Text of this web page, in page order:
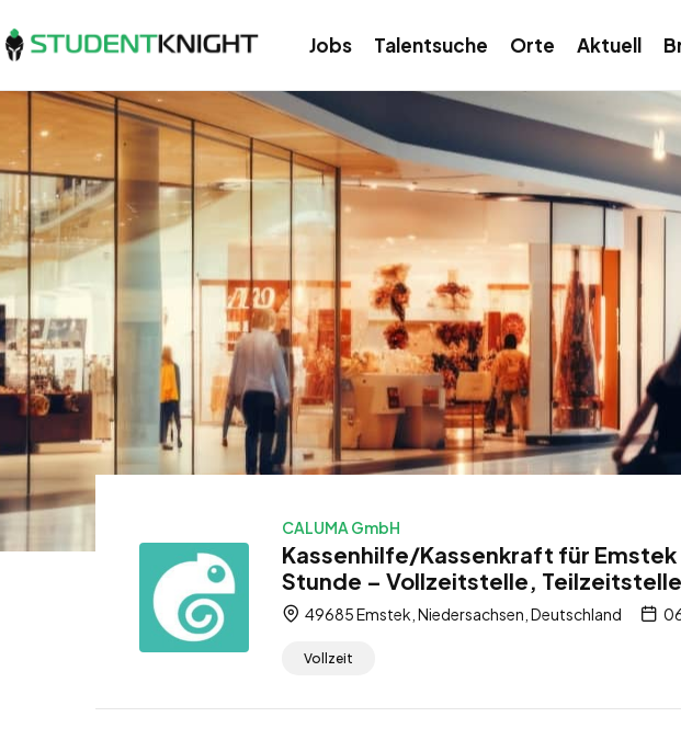
Jobs Talentsuche Orte Aktuell
CALUMA GmbH
Kassenhilfe/Kassenkraft für
Stunde – Vollzeitstelle,
49685 Emstek, Niedersachsen, Deutschland
Vollzeit